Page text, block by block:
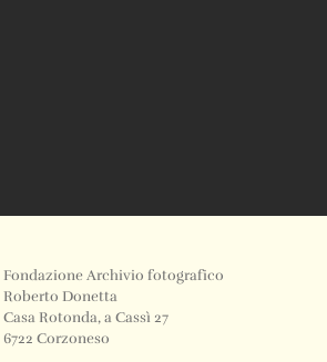
Fondazione Archivio fotografico
Roberto Donetta
Casa Rotonda, a Cassì 27
6722 Corzoneso